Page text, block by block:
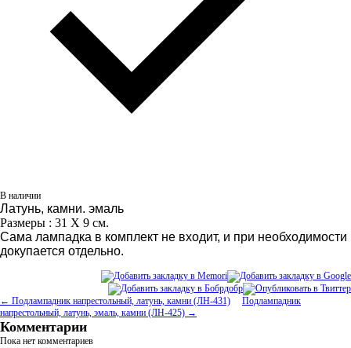
В наличии
Латунь, камни. эмаль
Размеры : 31 Х 9 см.
Сама лампадка в комплект не входит, и при необходимости
докупается отдельно.
← Подлампадник напрестольный, латунь, камни (ЛН-431)
Подлампадник
напрестольный, латунь, эмаль, камни (ЛН-425) →
Комментарии
Пока нет комментариев